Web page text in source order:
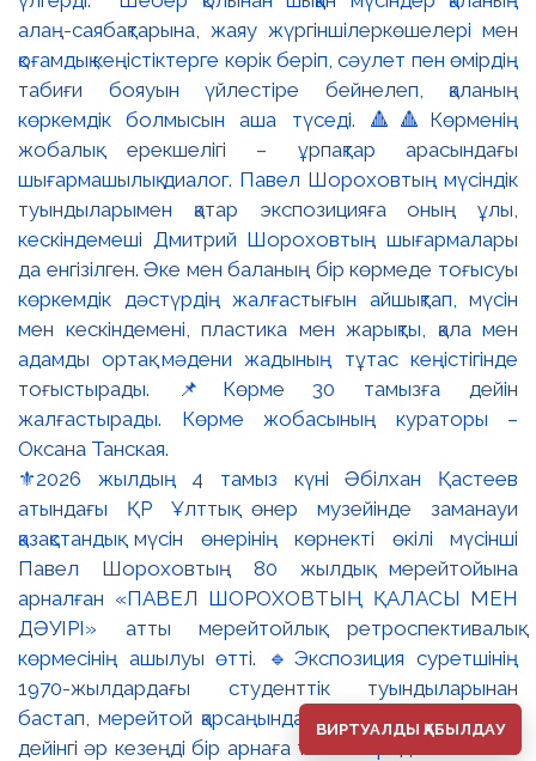
⚜️2026 жылдың 4 тамыз күні Әбілхан Қастеев
атындағы ҚР Ұлттық өнер музейінде заманауи
қазақстандық мүсін өнерінің көрнекті өкілі мүсінші
Павел Шороховтың 80 жылдық мерейтойына
арналған «ПАВЕЛ ШОРОХОВТЫҢ ҚАЛАСЫ МЕН
ДӘУІРІ» атты мерейтойлық ретроспективалық
көрмесінің ашылуы өтті. 🔹Экспозиция суретшінің
1970-жылдардағы студенттік туындыларынан
бастап, мерейтой қарсаңындағы соңғы еңбектеріне
дейінгі әр кезеңді бір арнаға тоғыстырады. 🔸Павел
ВИРТУАЛДЫ ҚАБЫЛДАУ